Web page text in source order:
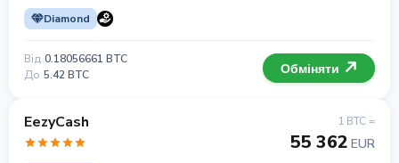
Diamond
Від 0.18056661 BTC
До 5.42 BTC Обміняти
EezyCash 1 BTC =
55 362 EUR